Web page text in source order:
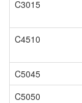
C3015
C4510
C5045
C5050